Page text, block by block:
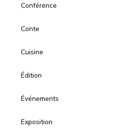
Conférence
Conte
Cuisine
Édition
Événements
Exposition